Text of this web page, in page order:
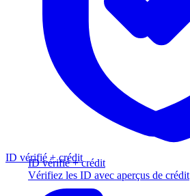
ID vérifié + crédit
Vérifiez les ID avec aperçus de crédit
ID vérifié + crédit